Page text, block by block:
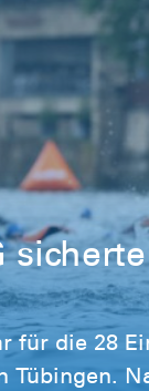
sicherte
für die 28
Tübingen.